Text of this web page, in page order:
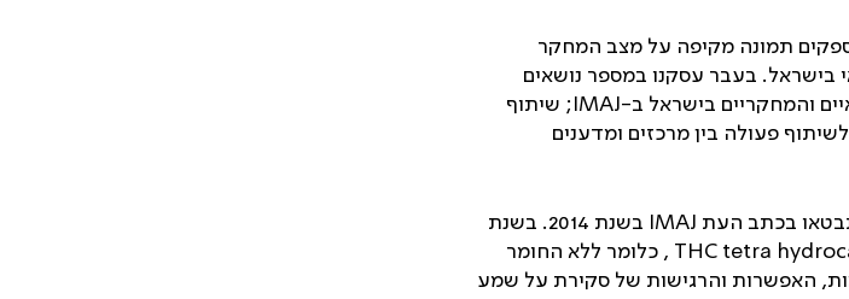
תמונה מקיפה על מצב המחקר
בישראל. בעבר עסקנו במספר נושאים
והמחקריים בישראל ב-IMAJ ; שיתוף
פעולה בין מרכזים ומדענים
IMAJ
בשנת 2014. בשנת
THC tetra , כלומר ללא החומר
האפשרות והרגישות של סקירת על שמע